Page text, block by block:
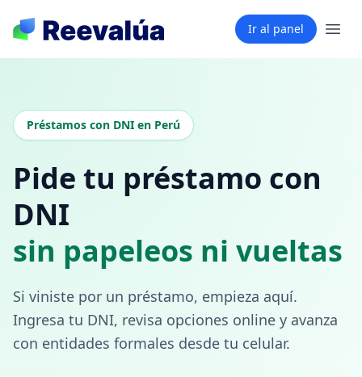
Ir al panel
Préstamos con DNI en Perú
Pide tu préstamo con
DNI
sin papeleos ni vueltas
Si viniste por un préstamo, empieza aquí.
Ingresa tu DNI, revisa opciones online y avanza
con entidades formales desde tu celular.